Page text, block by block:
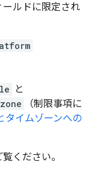
ールドに限定され
と
（制限事項に
タイムゾーンへの
ください。